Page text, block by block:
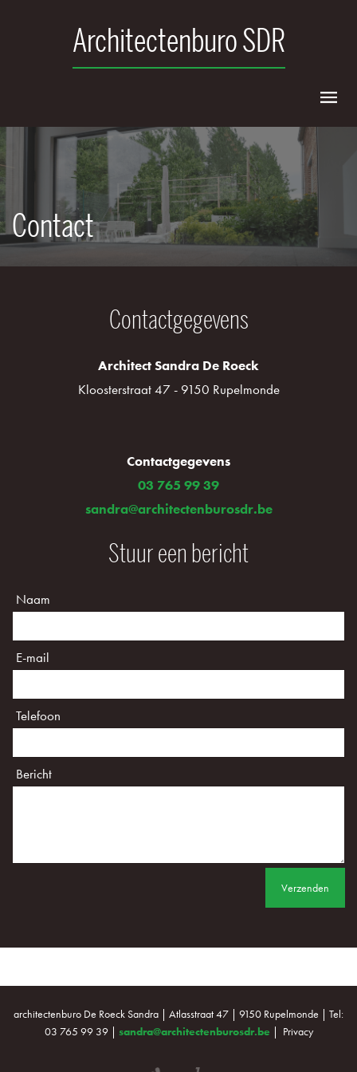
Architectenburo SDR
Contact
Contactgegevens
Architect Sandra De Roeck
Kloosterstraat 47 - 9150 Rupelmonde
Contactgegevens
03 765 99 39
sandra@architectenburosdr.be
Stuur een bericht
Naam
E-mail
Telefoon
Bericht
Verzenden
architectenburo De Roeck Sandra | Atlasstraat 47 | 9150 Rupelmonde | Tel:
03 765 99 39 | sandra@architectenburosdr.be | Privacy